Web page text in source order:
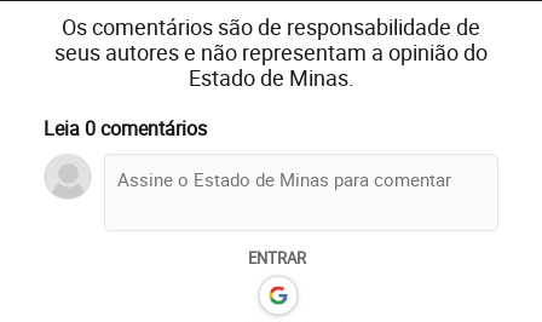
Os comentários são de responsabilidade de
seus autores e não representam a opinião do
Estado de Minas.
Leia 0 comentários
ENTRAR